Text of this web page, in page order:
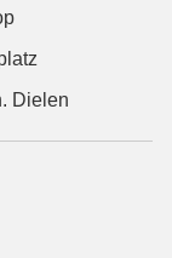
Dielen